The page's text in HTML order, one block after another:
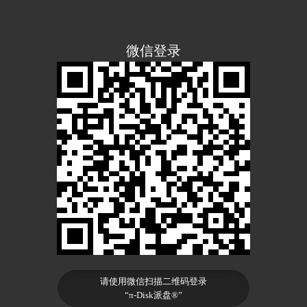
微信登录
请使用微信扫描二维码登录
“π-Disk派盘®”